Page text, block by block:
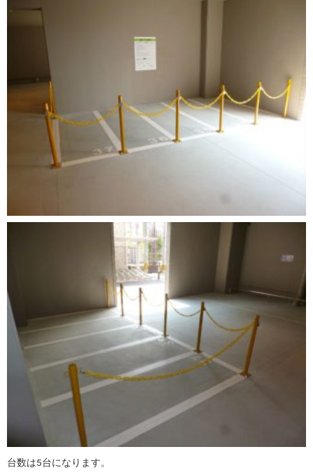
台数は5台になります。